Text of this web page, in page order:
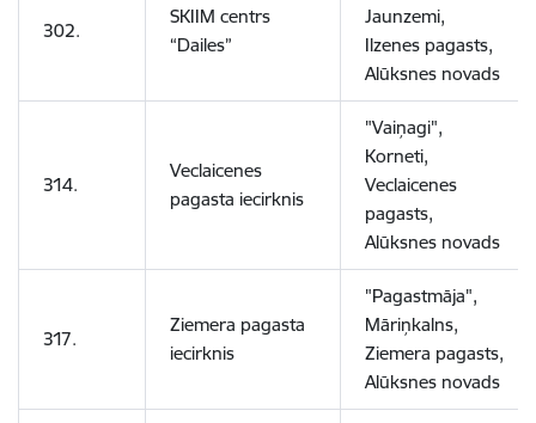
302.
SKIIM centrs
“Dailes”
Jaunzemi,
Ilzenes pagasts,
Alūksnes novads
314.
Veclaicenes
pagasta iecirknis
"Vaiņagi",
Korneti,
Veclaicenes
pagasts,
Alūksnes novads
317.
Ziemera pagasta
iecirknis
"Pagastmāja",
Māriņkalns,
Ziemera pagasts,
Alūksnes novads